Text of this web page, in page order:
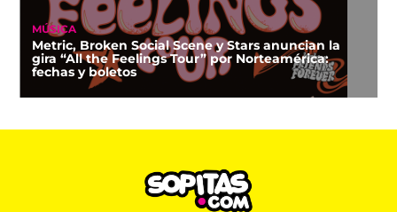
MÚSICA
Metric, Broken Social Scene y Stars anuncian la
gira “All the Feelings Tour” por Norteamérica:
fechas y boletos